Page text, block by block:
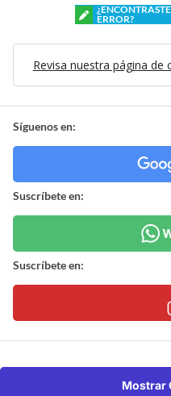
ERROR?
Revisa nuestra página de
Síguenos en:
Suscríbete en:
Suscríbete en:
Mostrar